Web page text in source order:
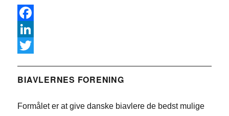
F
a
e
o
L
n
e
w
t
BIAVLERNES FORENING
Formålet er at give danske biavlere de bedst mulige